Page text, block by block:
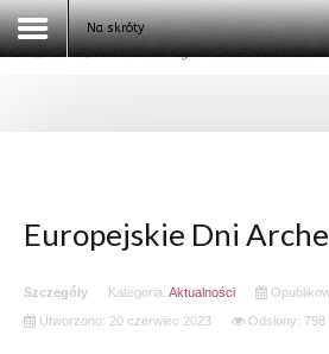
Na skróty
Galeria
Kontakt
Europejskie Dni
Szczegóły Kategoria: Aktualności
Utworzono: 20 czerwiec 2023
Odsłony: 798